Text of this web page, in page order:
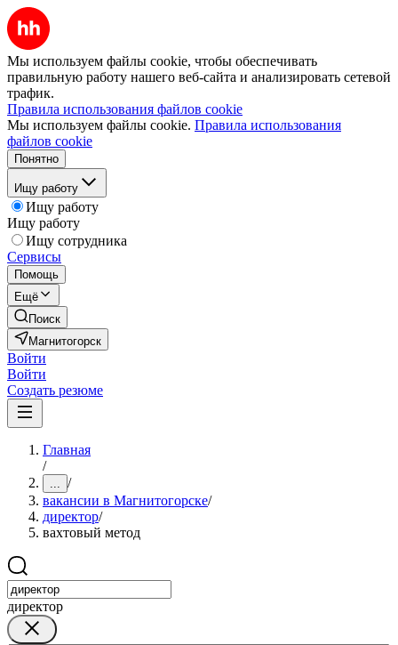
Мы используем файлы cookie, чтобы обеспечивать
правильную работу нашего веб-сайта и анализировать сетевой
трафик.
Правила использования файлов cookie
Мы используем файлы cookie. Правила использования
файлов cookie
Понятно
Ищу работу
Ищу работу
Ищу работу
Ищу сотрудника
Сервисы
Помощь
Ещё
Поиск
Магнитогорск
Войти
Войти
Создать резюме
Главная
/
... /
вакансии в Магнитогорске/
директор/
вахтовый метод
директор